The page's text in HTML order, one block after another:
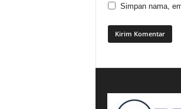
Simpan nama,